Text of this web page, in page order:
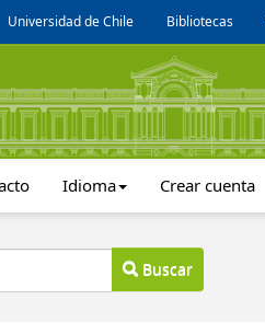
Universidad de Chile Bibliotecas
Idioma Crear cuenta
Buscar